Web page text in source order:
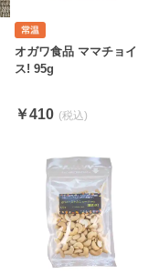
オガワ食品 ママチョイ
ス! 95g
￥410